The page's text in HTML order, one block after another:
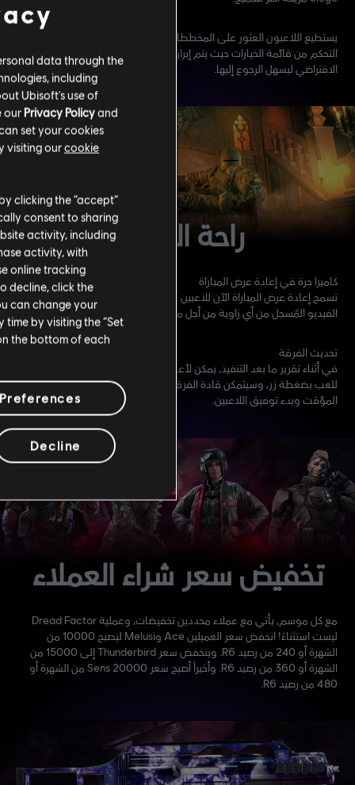
يستطيع اللاعبون العثور على المخططات الجديدة في قسم مخططات وحدة
التحكم من قائمة الخيارات حيث يتم إبراز التغييرات المختلفة عن المخطط
الافتراضي ليسهل الرجوع إليها.
راحة اللاعب
كاميرا حرة في إعادة عرض المباراة
تسمح إعادة عرض المباراة الآن للاعبين باستخدام كاميرا حرة لمشاهدة مقطع
الفيديو المُسجل من أي زاوية من أجل مراجعة الاستراتيجيات وصناعة محتوى.
تحديث الفرقة
في أثناء تقرير ما بعد التنفيذ، يمكن لأعضاء الفرقة إعلام قائدها بجاهزيتهم
للعب بضغطة زر، وسيتمكن قادة الفرقة من تجاوز المدة المتبقية في
المؤقت وبدء توفيق اللاعبين.
تخفيض سعر شراء العملاء
مع كل موسم، يأتي مع عملاء محددين تخفيضات، وعملية Dread Factor
ليست استثناءً! انخفض سعر العميلين Ace وMelusi ليصبح 10000 من
الشهرة أو 240 من رصيد R6. وينخفض سعر Thunderbird إلى 15000 من
الشهرة أو 360 من رصيد R6. وأخيراً أصبح سعر Sens 20000 من الشهرة أو
480 من رصيد R6.
data through the
including
Ubisoft's use of
our Privacy Policyand
set your cookies
visiting ourcookie
clicking the “accept”
consent to sharing
activity, including
activity, with
online tracking
decline, click the
can change your
by visiting the “Set
the bottom of each
Decline